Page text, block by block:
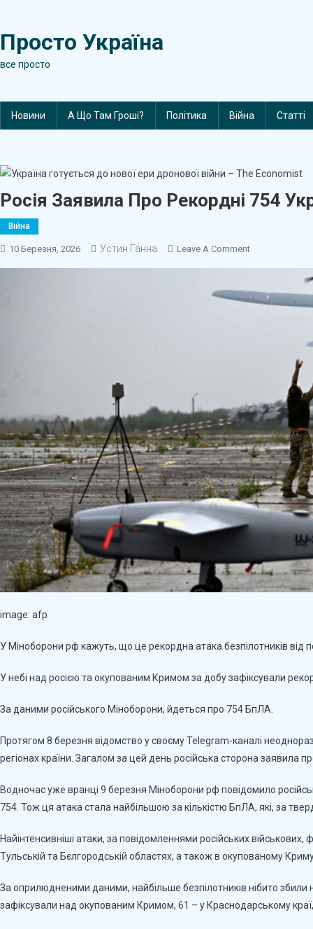
content
Просто Україна
все просто
Новини А Що Там Гроші? Політика Війна Статті
Росія Заявила Про Рекордні 754
Війна
10 Березня, 2026 Устин Ганна Leave A CommentOn
Про
image: afp
У Міноборони рф кажуть, що це рекордна атака безпілотників від
У небі над росією та окупованим Кримом за добу зафіксували
За даними російського Міноборони, йдеться про 754 БпЛА.
Протягом 8 березня відомство у своєму Telegram-каналі
регіонах країни. Загалом за цей день російська сторона заявила
Водночас уже вранці 9 березня Міноборони рф повідомило
754. Тож ця атака стала найбільшою за кількістю БпЛА, які, за
Найінтенсивніші атаки, за повідомленнями російських
Тульській та Бєлгородській областях, а також в окупованому
За оприлюдненими даними, найбільше безпілотників нібито
зафіксували над окупованим Кримом, 61 – у Краснодарському краї,